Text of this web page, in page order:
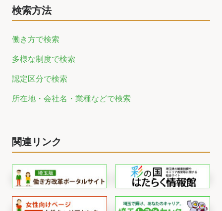
検索方法
働き方で検索
多様な制度で検索
認定区分で検索
所在地・会社名・業種などで検索
関連リンク